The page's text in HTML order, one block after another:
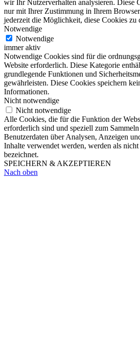
wir Ihr Nutzerverhalten analysieren. Diese
nur mit Ihrer Zustimmung in Ihrem Browser
jederzeit die Möglichkeit, diese Cookies zu
Notwendige
Notwendige
immer aktiv
Notwendige Cookies sind für die
Website erforderlich. Diese Kategorie
grundlegende Funktionen und
gewährleisten. Diese Cookies speichern
Informationen.
Nicht notwendige
Nicht notwendige
Alle Cookies, die für die Funktion der
erforderlich sind und speziell zum
Benutzerdaten über Analysen, Anzeigen
Inhalte verwendet werden, werden als
bezeichnet.
SPEICHERN & AKZEPTIEREN
Nach oben